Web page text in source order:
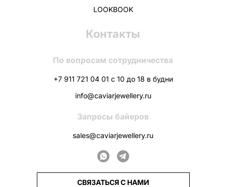
LOOKBOOK
Контакты
По вопросам сотрудничества
+7 911 721 04 01 с 10 до 18 в будни
info@caviarjewellery.ru
Запросы байеров
sales@caviarjewellery.ru
СВЯЗАТЬСЯ С НАМИ